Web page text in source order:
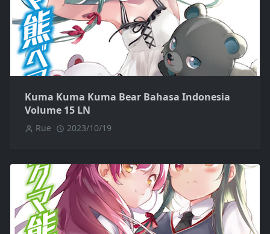
Kuma Kuma Kuma Bear Bahasa Indonesia
Volume 15 LN
Rue 2023/10/19